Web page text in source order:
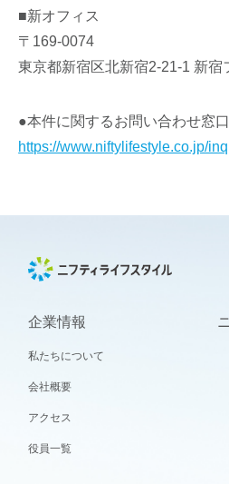
■新オフィス
〒169-0074
東京都新宿区北新宿2-21-1 新宿
●本件に関するお問い合わせ窓口
https://www.niftylifestyle.co.jp/
企業情報
私たちについて
会社概要
アクセス
役員一覧